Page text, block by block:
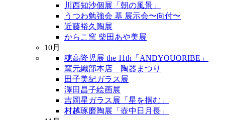
川西知沙個展「朝の風景」
うつわ勉強会 基 展示会〜向付〜
近藤裕久陶展
からこ窯 柴田あや美展
10月
穂高隆児展 the 11th「ANDYOUORIBE」
窯元織部本店 陶器まつり
田子美紀ガラス展
澤田昌子絵画展
吉岡星ガラス展「星を掴む」
村越琢磨陶展「壺中日月長」